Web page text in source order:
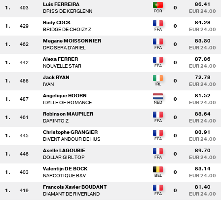
1. 493
Luis FERREIRA
DRISS DE KERGLENN
0
86.41
EUR 24.00
1. 429
Rudy COCK
BRIDGE DE CHOIZY Z
0
84.28
EUR 24.00
1. 462
Megane MOISSONNIER
DROSERA D'ARIEL
0
83.30
EUR 24.00
1. 442
Alexa FERRER
NOUVELLE STAR
0
87.36
EUR 24.00
1. 486
Jack RYAN
IVAN
0
72.78
EUR 24.00
1. 487
Angelique HOORN
IDYLLE OF ROMANCE
0
81.52
EUR 24.00
1. 461
Robinson MAUPILER
DARINTO Z
0
88.64
EUR 24.00
1. 445
Christophe GRANGIER
DIVENT ANDOUR DE HUS
0
83.91
EUR 24.00
1. 446
Axelle LAGOUBIE
DOLLAR GIRL TOP
0
89.70
EUR 24.00
1. 403
Valentijn DE BOCK
NARCOTIQUE B&V
0
83.14
EUR 24.00
1. 419
Francois Xavier BOUDANT
DIAMANT DE RIVERLAND
0
81.40
EUR 24.00